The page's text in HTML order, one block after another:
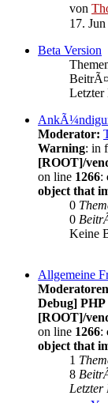
von
17.
Beta Version
Letzter
Moderator:
Warning: in
[ROOT]/
on line 1266:
object that
0
0
Keine
Allgemeine
Debug]
[ROOT]/
on line 1266:
object that
1
8
Letzter